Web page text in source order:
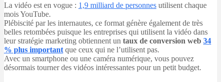
La vidéo est en vogue : 1,9 milliard de personnes utilisent chaque
mois YouTube.
Plébiscité par les internautes, ce format génère également de très
belles retombées puisque les entreprises qui utilisent la vidéo dans
leur stratégie marketing obtiennent un taux de conversion web 34
% plus important que ceux qui ne l’utilisent pas.
Avec un smartphone ou une caméra numérique, vous pouvez
désormais tourner des vidéos intéressantes pour un petit budget.